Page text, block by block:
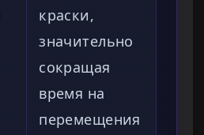
краски,
значительно
сокращая
время на
перемещения